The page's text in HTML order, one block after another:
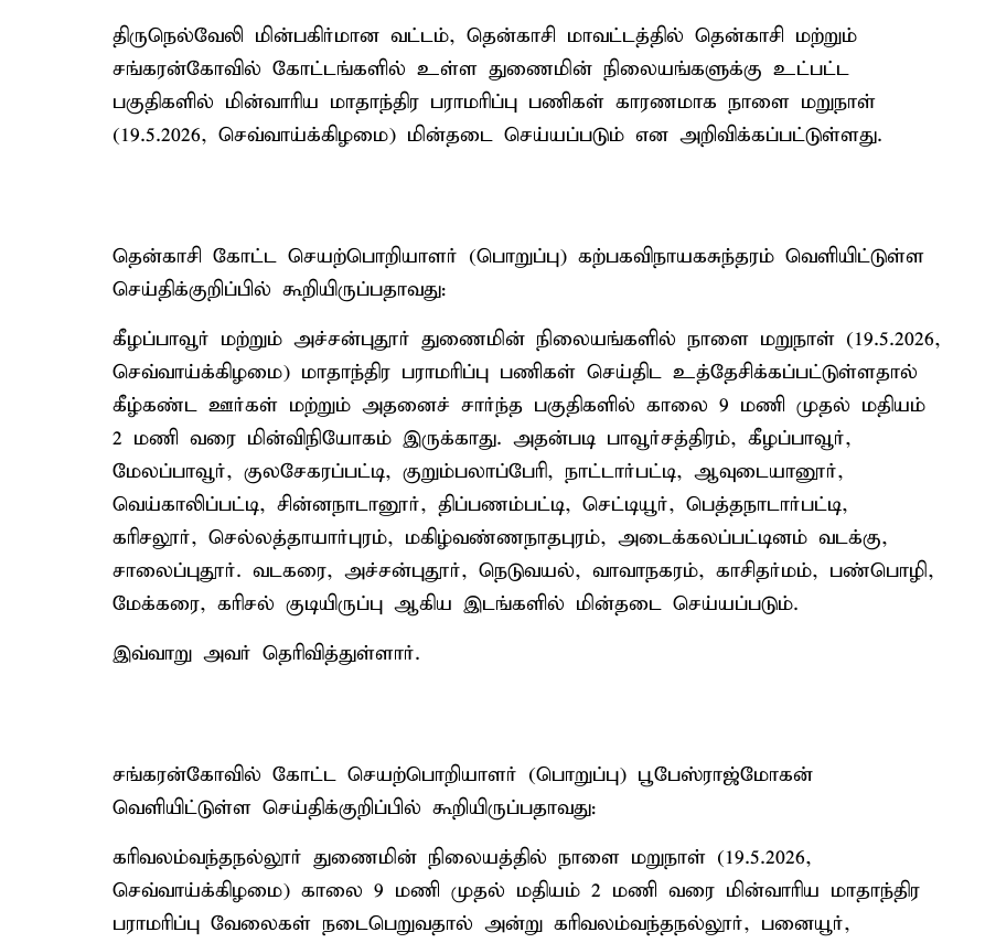
திருநெல்வேலி மின்பகிர்மான வட்டம், தென்காசி மாவட்டத்தில் தென்காசி மற்றும்
சங்கரன்கோவில் கோட்டங்களில் உள்ள துணைமின் நிலையங்களுக்கு உட்பட்ட
பகுதிகளில் மின்வாரிய மாதாந்திர பராமரிப்பு பணிகள் காரணமாக நாளை மறுநாள்
(19.5.2026, செவ்வாய்க்கிழமை) மின்தடை செய்யப்படும் என அறிவிக்கப்பட்டுள்ளது.
தென்காசி கோட்ட செயற்பொறியாளர் (பொறுப்பு) கற்பகவிநாயகசுந்தரம் வெளியிட்டுள்ள
செய்திக்குறிப்பில் கூறியிருப்பதாவது:
கீழப்பாவூர் மற்றும் அச்சன்புதூர் துணைமின் நிலையங்களில் நாளை மறுநாள் (19.5.2026,
செவ்வாய்க்கிழமை) மாதாந்திர பராமரிப்பு பணிகள் செய்திட உத்தேசிக்கப்பட்டுள்ளதால்
கீழ்கண்ட ஊர்கள் மற்றும் அதனைச் சார்ந்த பகுதிகளில் காலை 9 மணி முதல் மதியம்
2 மணி வரை மின்விநியோகம் இருக்காது. அதன்படி பாவூர்சத்திரம், கீழப்பாவூர்,
மேலப்பாவூர், குலசேகரப்பட்டி, குறும்பலாப்பேரி, நாட்டார்பட்டி, ஆவுடையானூர்,
வெய்காலிப்பட்டி, சின்னநாடானூர், திப்பணம்பட்டி, செட்டியூர், பெத்தநாடார்பட்டி,
கரிசலூர், செல்லத்தாயார்புரம், மகிழ்வண்ணநாதபுரம், அடைக்கலப்பட்டினம் வடக்கு,
சாலைப்புதூர். வடகரை, அச்சன்புதூர், நெடுவயல், வாவாநகரம், காசிதர்மம், பண்பொழி,
மேக்கரை, கரிசல் குடியிருப்பு ஆகிய இடங்களில் மின்தடை செய்யப்படும்.
இவ்வாறு அவர் தெரிவித்துள்ளார்.
சங்கரன்கோவில் கோட்ட செயற்பொறியாளர் (பொறுப்பு) பூபேஸ்ராஜ்மோகன்
வெளியிட்டுள்ள செய்திக்குறிப்பில் கூறியிருப்பதாவது:
கரிவலம்வந்தநல்லூர் துணைமின் நிலையத்தில் நாளை மறுநாள் (19.5.2026,
செவ்வாய்க்கிழமை) காலை 9 மணி முதல் மதியம் 2 மணி வரை மின்வாரிய மாதாந்திர
பராமரிப்பு வேலைகள் நடைபெறுவதால் அன்று கரிவலம்வந்தநல்லூர், பனையூர்,